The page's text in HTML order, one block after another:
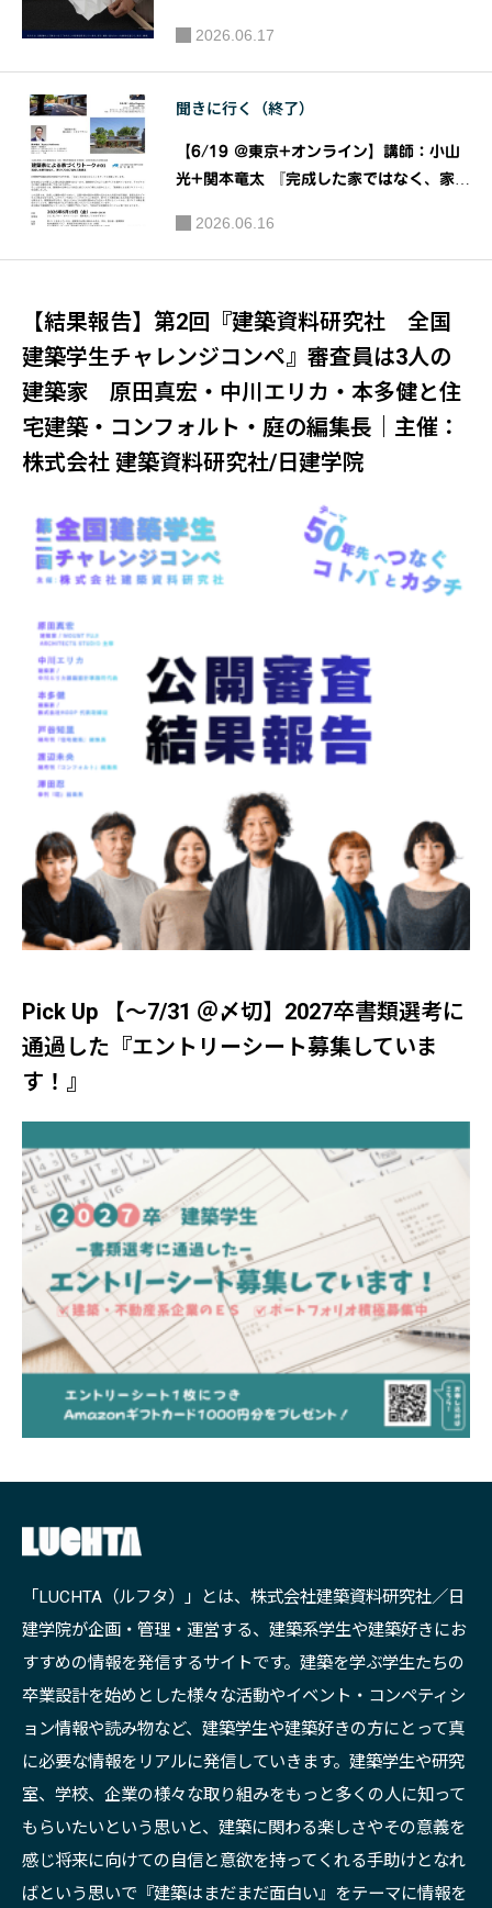
6］｜主催：JIA関東甲信越支部 JIAトー
ク実行委員会
2026.06.17
聞きに行く（終了）
【6/19 @東京+オンライン】講師：小山
光+関本⻯太 『完成した家ではなく、家づ
づくりトーク＃01］｜公益社団法人 日本
建築家協会（JIA）関東甲信越支部 住宅部
2026.06.16
【結果報告】第2回『建築資料研究社 全国
建築学生チャレンジコンペ』審査員は3人の
建築家 原田真宏・中川エリカ・本多健と住
宅建築・コンフォルト・庭の編集長｜主催：
株式会社 建築資料研究社/日建学院
Pick Up 【～7/31 ＠〆切】2027卒書類選考に
通過した『エントリーシート募集していま
す！』
「LUCHTA（ルフタ）」とは、株式会社建築資料研究社／日
建学院が企画・管理・運営する、建築系学生や建築好きにお
すすめの情報を発信するサイトです。建築を学ぶ学生たちの
卒業設計を始めとした様々な活動やイベント・コンペティシ
ョン情報や読み物など、建築学生や建築好きの方にとって真
に必要な情報をリアルに発信していきます。建築学生や研究
室、学校、企業の様々な取り組みをもっと多くの人に知って
もらいたいという思いと、建築に関わる楽しさやその意義を
感じ将来に向けての自信と意欲を持ってくれる手助けとなれ
ばという思いで『建築はまだまだ面白い』をテーマに情報を